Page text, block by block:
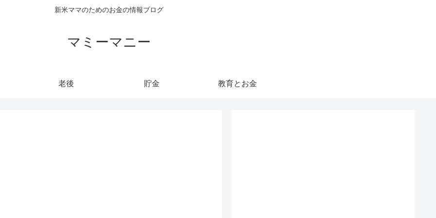
新米ママのためのお金の情報ブログ
マミーマニー
老後 貯金 教育とお金